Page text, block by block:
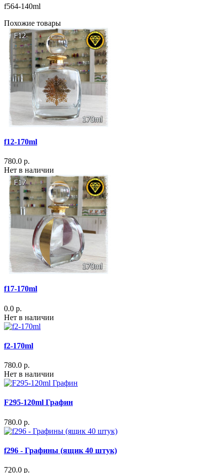
f564-140ml
Похожие товары
f12-170ml
780.0 р.
Нет в наличии
f17-170ml
0.0 р.
Нет в наличии
f2-170ml
780.0 р.
Нет в наличии
F295-120ml Графин
780.0 р.
f296 - Графины (ящик 40 штук)
720.0 р.